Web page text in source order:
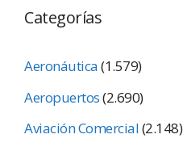
Categorías
Aeronáutica(1.579)
Aeropuertos(2.690)
Aviación Comercial(2.148)